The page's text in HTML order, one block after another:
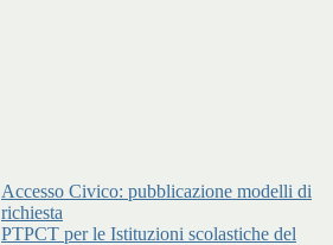
Accesso Civico: pubblicazione modelli di
richiesta
PTPCT per le Istituzioni scolastiche del